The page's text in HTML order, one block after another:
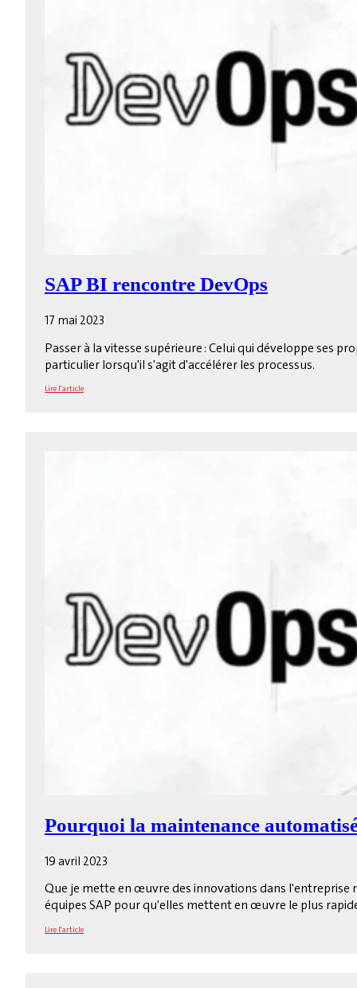
SAP BI rencontre DevOps
17 mai 2023
Passer à la vitesse supérieure : Celui qui développe ses
particulier lorsqu'il s'agit d'accélérer les processus.
Lire l'article
Pourquoi la maintenance
19 avril 2023
Que je mette en œuvre des innovations dans l'entreprise
équipes SAP pour qu'elles mettent en œuvre le plus
Lire l'article